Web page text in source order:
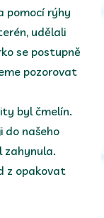
pomocí rýhy
udělali
se postupně
pozorovat
byl čmelín.
do našeho
zahynula.
z opakovat